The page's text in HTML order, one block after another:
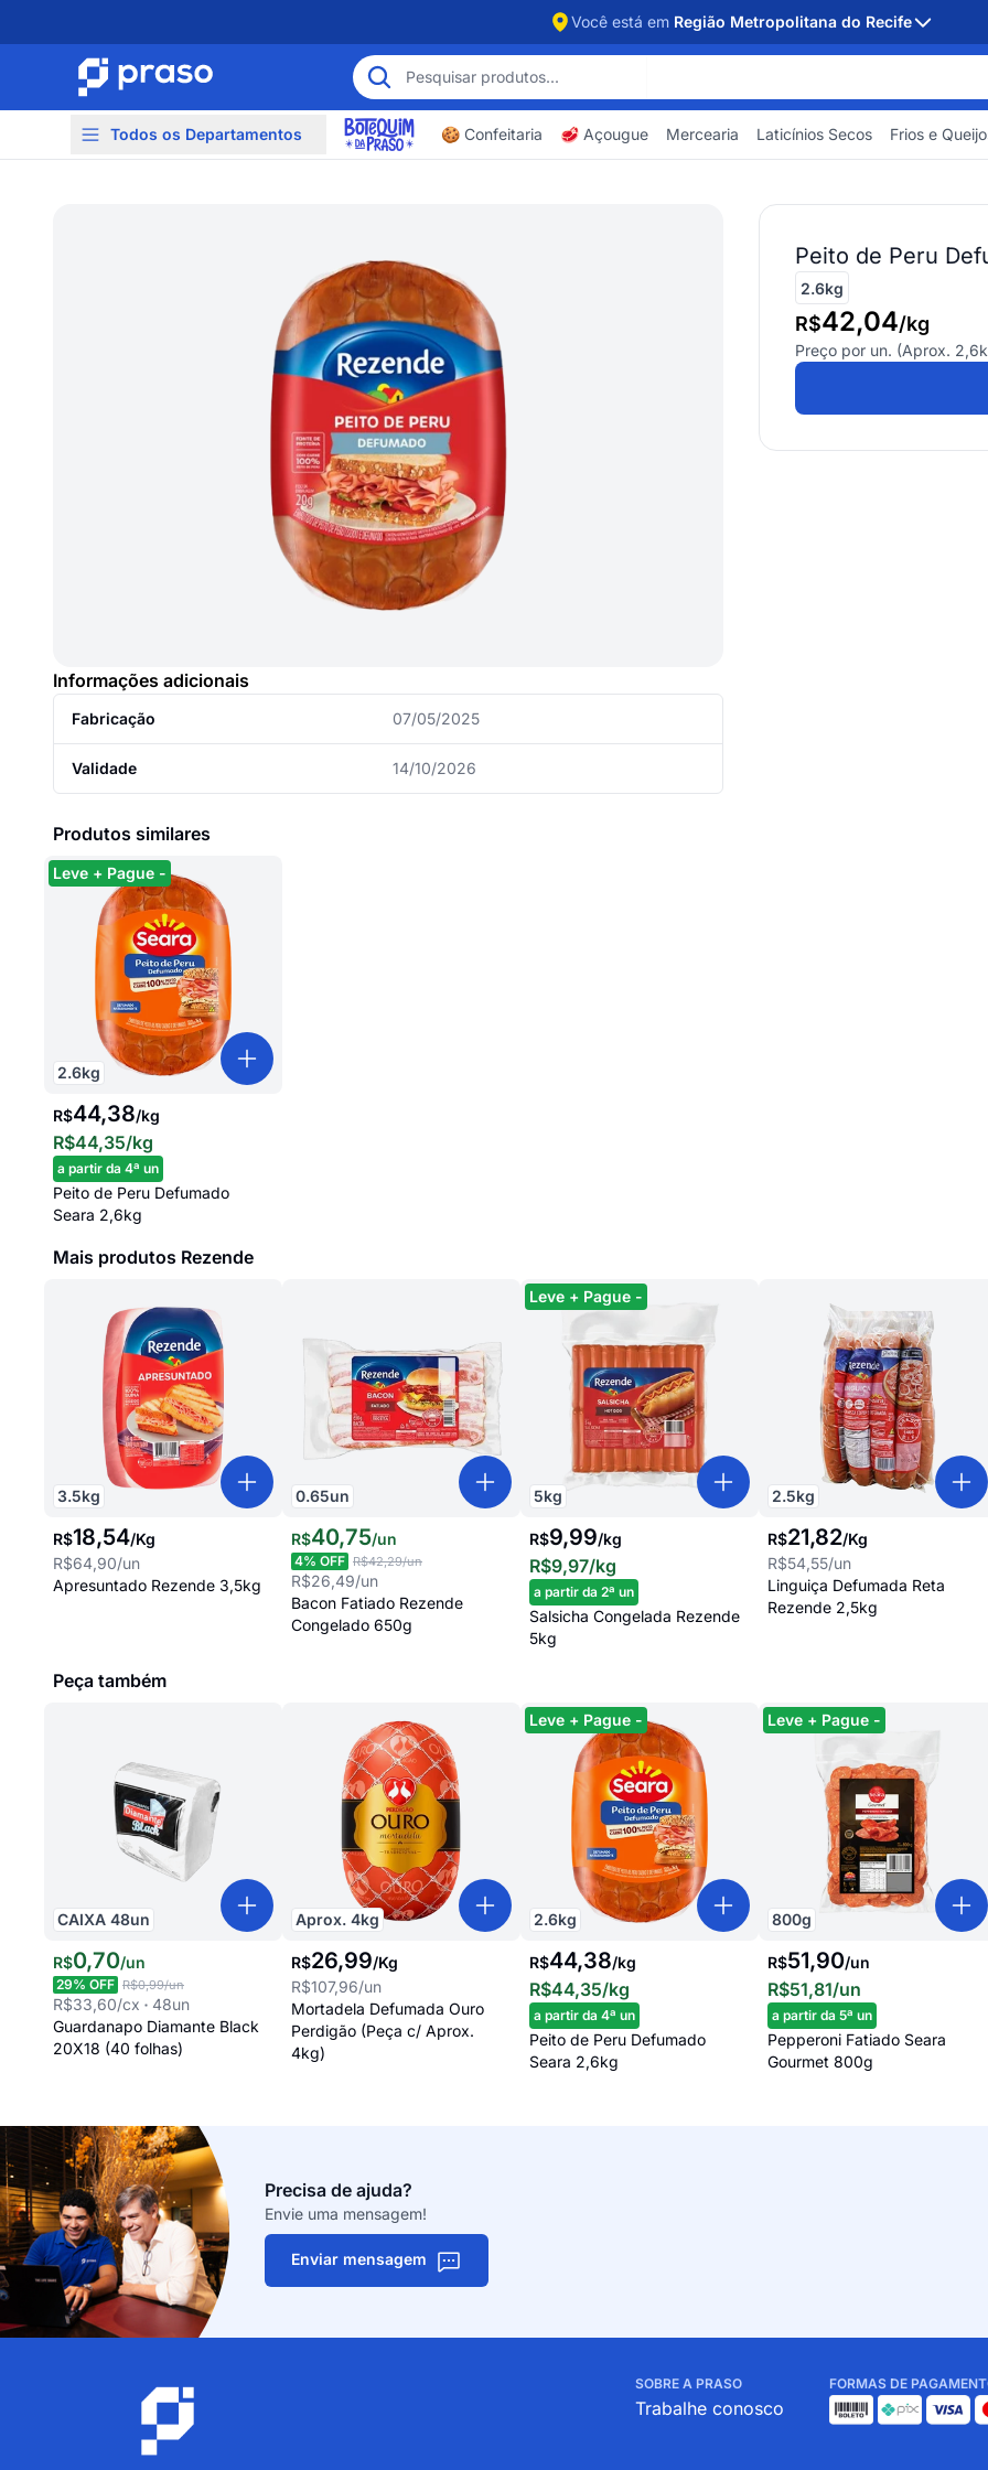
Você está em Região Metropolitana do Recife
Todos os Departamentos 🍪 Confeitaria 🥩 Açougue Mercearia Laticínios Secos Frios e
Informações adicionais
Fabricação 07/05/2025
Validade 14/10/2026
2.6kg
Peito de Peru
R$42,04/kg
Preço por un. (Aprox.
Produtos similares
2.6kg
Leve + Pague -
R$44,38/kg
R$44,35/kg
a partir da 4ª un
Peito de Peru Defumado
Seara 2,6kg
Mais produtos Rezende
3.5kg
R$18,54/Kg
R$64,90/un
Apresuntado Rezende 3,5kg
0.65un
R$40,75/un
4% OFF R$42,29/un
R$26,49/un
Bacon Fatiado Rezende
Congelado 650g
5kg
Leve + Pague -
R$9,99/kg
R$9,97/kg
a partir da 2ª un
Salsicha Congelada Rezende
5kg
2.5kg
R$21,82/Kg
R$54,55/un
Linguiça Defumada Reta
Rezende 2,5kg
Peça também
CAIXA 48un
R$0,70/un
29% OFF R$0,99/un
R$33,60/cx 48un
Guardanapo Diamante Black
20X18 (40 folhas)
Aprox. 4kg
R$26,99/Kg
R$107,96/un
Mortadela Defumada Ouro
Perdigão (Peça c/ Aprox.
4kg)
2.6kg
Leve + Pague -
R$44,38/kg
R$44,35/kg
a partir da 4ª un
Peito de Peru Defumado
Seara 2,6kg
800g
Leve + Pague -
R$51,90/un
R$51,81/un
a partir da 5ª un
Pepperoni Fatiado Seara
Gourmet 800g
Precisa de ajuda?
Envie uma mensagem!
Enviar mensagem
SOBRE A PRASO
Trabalhe conosco
FORMAS DE